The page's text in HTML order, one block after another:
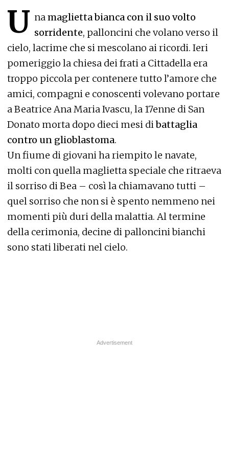
U na maglietta bianca con il suo volto
sorridente, palloncini che volano verso il
cielo, lacrime che si mescolano ai ricordi. Ieri
pomeriggio la chiesa dei frati a Cittadella era
troppo piccola per contenere tutto l’amore che
amici, compagni e conoscenti volevano portare
a Beatrice Ana Maria Ivascu, la 17enne di San
Donato morta dopo dieci mesi dibattaglia
contro un glioblastoma.
Un fiume di giovani ha riempito le navate,
molti con quella maglietta speciale che ritraeva
il sorriso di Bea – così la chiamavano tutti –
quel sorriso che non si è spento nemmeno nei
momenti più duri della malattia. Al termine
della cerimonia, decine di palloncini bianchi
sono stati liberati nel cielo.